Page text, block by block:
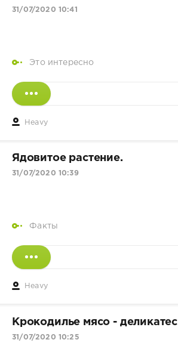
31/07/2020 10:41
Это интересно
Heavy
Ядовитое растение.
31/07/2020 10:39
Факты
Heavy
Крокодилье мясо - деликатес
31/07/2020 10:25